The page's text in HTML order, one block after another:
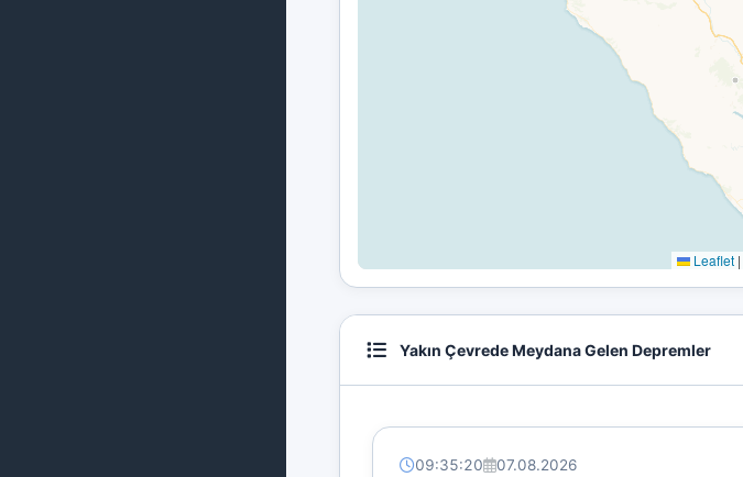
Leaflet |
Yakın Çevrede Meydana Gelen Depremler
09:35:20 07.08.2026